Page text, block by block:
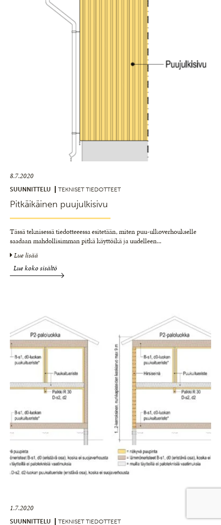
8.7.2020
SUUNNITTELU TEKNISET TIEDOTTEET
Pitkäikäinen puujulkisivu
Tässä teknisessä tiedotteeessa esitetään, miten puu-ulkoverhoukselle
saadaan mahdollisimman pitkä käyttöikä ja uudelleen...
Lue lisää
Lue koko sisältö
1.7.2020
SUUNNITTELU TEKNISET TIEDOTTEET